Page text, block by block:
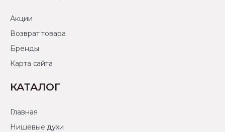
Акции
Возврат товара
Бренды
Карта сайта
КАТАЛОГ
Главная
Нишевые духи